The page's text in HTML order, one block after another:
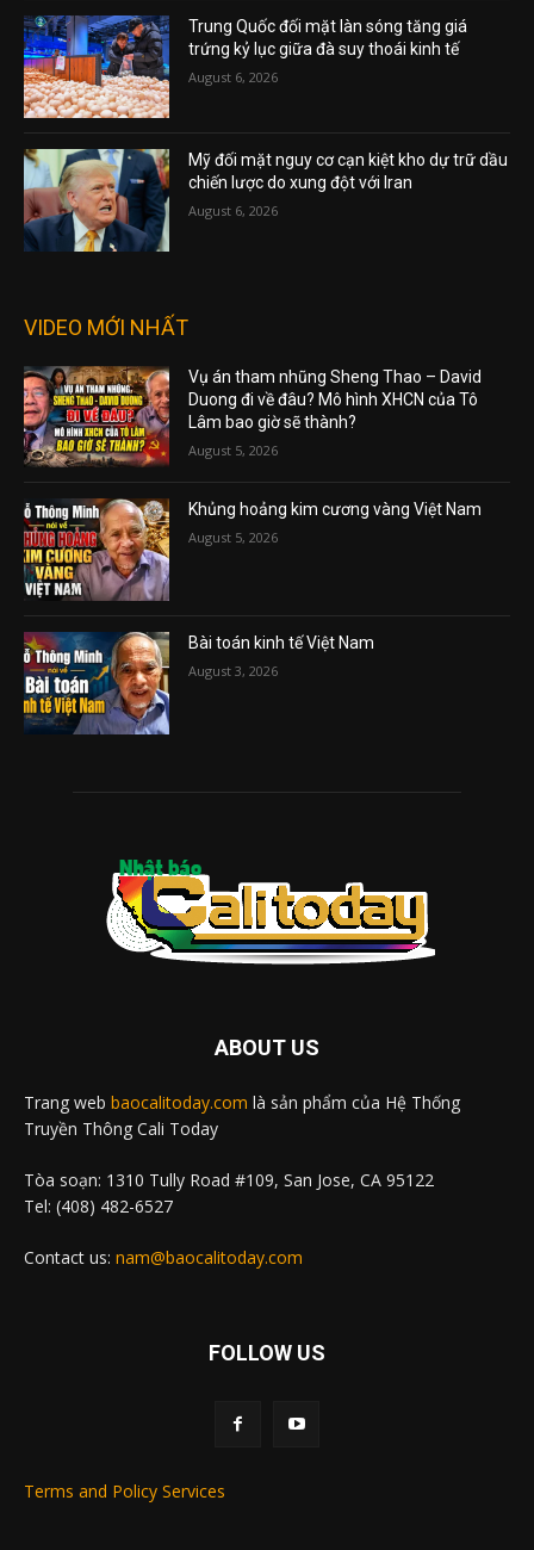
Trung Quốc đối mặt làn sóng tăng giá
trứng kỷ lục giữa đà suy thoái kinh tế
August 6, 2026
Mỹ đối mặt nguy cơ cạn kiệt kho dự trữ dầu
chiến lược do xung đột với Iran
August 6, 2026
VIDEO MỚI NHẤT
Vụ án tham nhũng Sheng Thao – David
Duong đi về đâu? Mô hình XHCN của Tô
Lâm bao giờ sẽ thành?
August 5, 2026
Khủng hoảng kim cương vàng Việt Nam
August 5, 2026
Bài toán kinh tế Việt Nam
August 3, 2026
ABOUT US
Trang web baocalitoday.com là sản phẩm của Hệ Thống
Truyền Thông Cali Today
Tòa soạn: 1310 Tully Road #109, San Jose, CA 95122
Tel: (408) 482-6527
Contact us: nam@baocalitoday.com
FOLLOW US
Terms and Policy Services